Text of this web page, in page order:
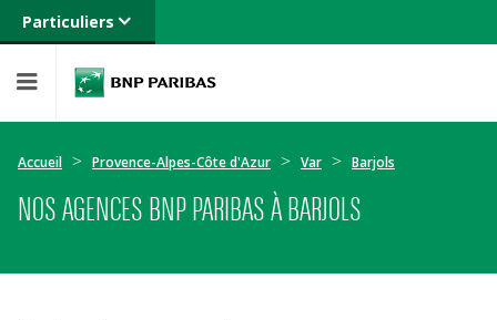
Particuliers
Banque privée
Entreprises
Accueil Provence-Alpes-Côte d'Azur Var Barjols
NOS AGENCES BNP PARIBAS À BARJOLS